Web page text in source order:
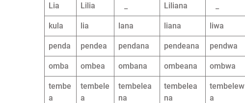
Lia Lilia Liliana
kula lia lana liana liwa
penda pendea pendana pendeana pendwa
omba ombea ombana ombeana ombwa
tembe
a
tembele
a
tembelea
na
tembelea
na
tembelew
a